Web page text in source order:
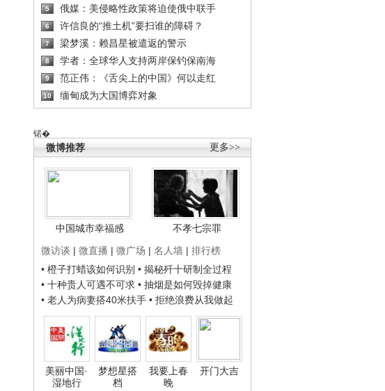
5 俄媒：美侵略性政策将迫使俄中联手
6 许信良的“推土机”要扫谁的障碍？
7 梁梦溪：赖昌星被遣返的警示
8 学者：全球华人支持两岸保钓保南海
9 范正伟：《舌尖上的中国》何以走红
10 缅甸成为大国博弈对象
锘�
更多>>
微博推荐
中国城市幸福感
不孝七宗罪
微访谈 | 微直播 | 微广场 | 名人墙 | 排行榜
• 橙子打蜡该如何识别 • 揭秘歼十研制全过程
• 十种贵人可遇不可求 • 抽烟是如何毁掉健康
• 老人为病妻搭40米扶手 • 拒绝浪费从我做起
美丽中国·
湿地行
梦想星搭
档
我要上春
晚
开门大吉